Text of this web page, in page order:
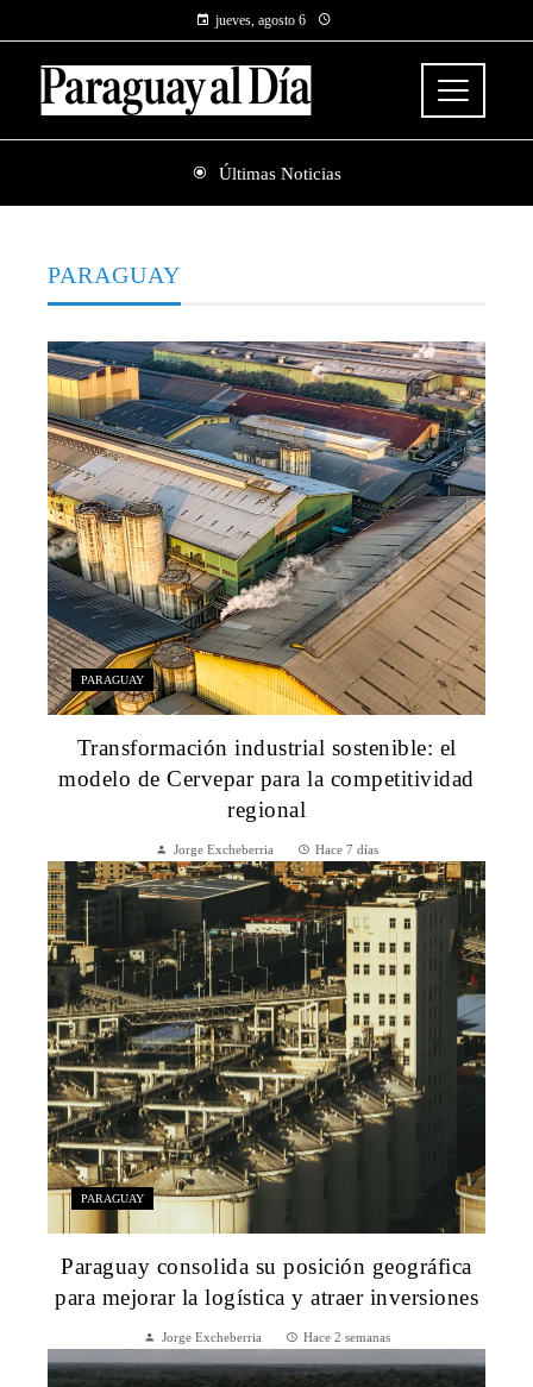
jueves, agosto 6
Últimas Noticias
PARAGUAY
PARAGUAY
Transformación industrial sostenible: el
modelo de Cervepar para la competitividad
regional
Jorge Excheberria Hace 7 días
PARAGUAY
Paraguay consolida su posición geográfica
para mejorar la logística y atraer inversiones
Jorge Excheberria Hace 2 semanas